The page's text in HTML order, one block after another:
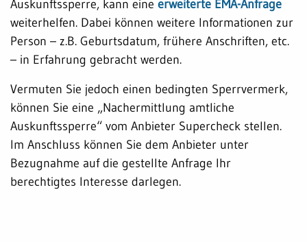
Auskunftssperre, kann eine erweiterte EMA-Anfrage
weiterhelfen. Dabei können weitere Informationen zur
Person – z.B. Geburtsdatum, frühere Anschriften, etc.
– in Erfahrung gebracht werden.
Vermuten Sie jedoch einen bedingten Sperrvermerk,
können Sie eine „Nachermittlung amtliche
Auskunftssperre“ vom Anbieter Supercheck stellen.
Im Anschluss können Sie dem Anbieter unter
Bezugnahme auf die gestellte Anfrage Ihr
berechtigtes Interesse darlegen.